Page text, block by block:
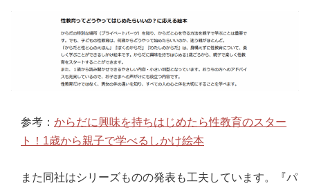
参考： からだに興味を持ちはじめたら性教育のスター
ト！1歳から親子で学べるしかけ絵本
また同社はシリーズものの発表も工夫しています。『パ